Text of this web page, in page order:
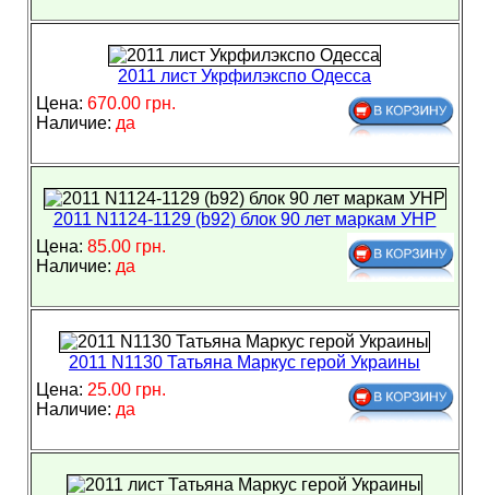
2011 лист Укрфилэкспо Одесса
Цена: 670.00 грн.
Наличие: да
2011 N1124-1129 (b92) блок 90 лет маркам УНР
Цена: 85.00 грн.
Наличие: да
2011 N1130 Татьяна Маркус герой Украины
Цена: 25.00 грн.
Наличие: да